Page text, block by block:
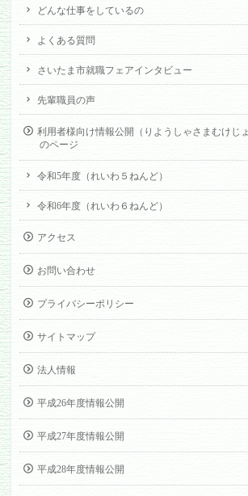
どんな仕事をしているの
よくある質問
さいたま市就職フェアインタビュー
先輩職員の声
利用者様向け情報公開（りようしゃさまむけじ
のページ
令和5年度（れいわ５ねんど）
令和6年度（れいわ６ねんど）
アクセス
お問い合わせ
プライバシーポリシー
サイトマップ
法人情報
平成26年度情報公開
平成27年度情報公開
平成28年度情報公開